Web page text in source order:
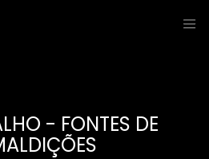
- FONTES DE